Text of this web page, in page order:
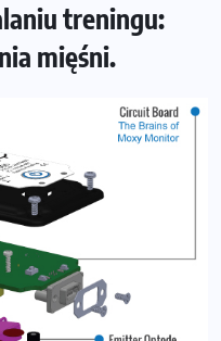
treningu:
mięśni.